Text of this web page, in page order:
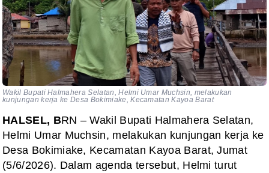
Wakil Bupati Halmahera Selatan, Helmi Umar Muchsin, melakukan
kunjungan kerja ke Desa Bokimiake, Kecamatan Kayoa Barat
HALSEL, BRN – Wakil Bupati Halmahera Selatan,
Helmi Umar Muchsin, melakukan kunjungan kerja ke
Desa Bokimiake, Kecamatan Kayoa Barat, Jumat
(5/6/2026). Dalam agenda tersebut, Helmi turut